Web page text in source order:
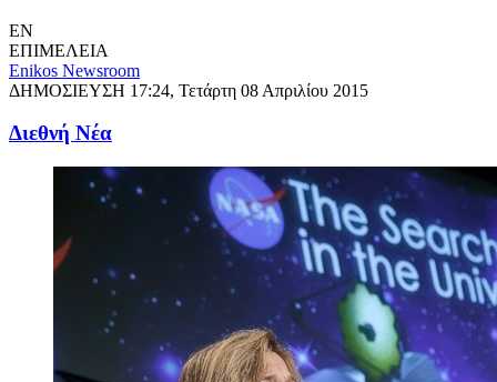
EN
ΕΠΙΜΕΛΕΙΑ
Enikos Newsroom
ΔΗΜΟΣΙΕΥΣΗ 17:24, Τετάρτη 08 Απριλίου 2015
Διεθνή Νέα